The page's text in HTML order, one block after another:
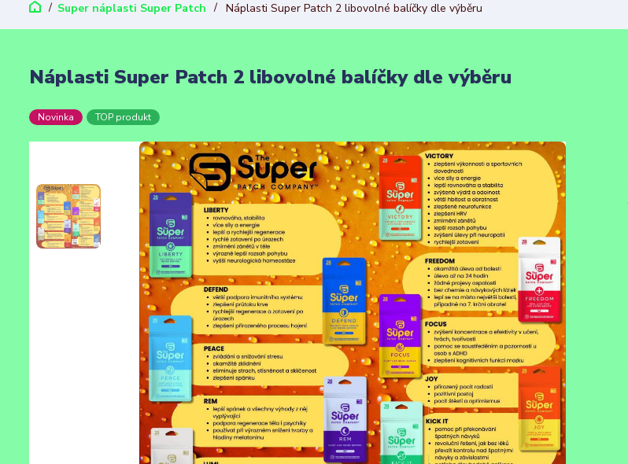
Super náplasti Super Patch Náplasti Super Patch 2 libovolné balíčky dle výběru
Náplasti Super Patch 2 libovolné balíčky dle výběru
Novinka TOP produkt